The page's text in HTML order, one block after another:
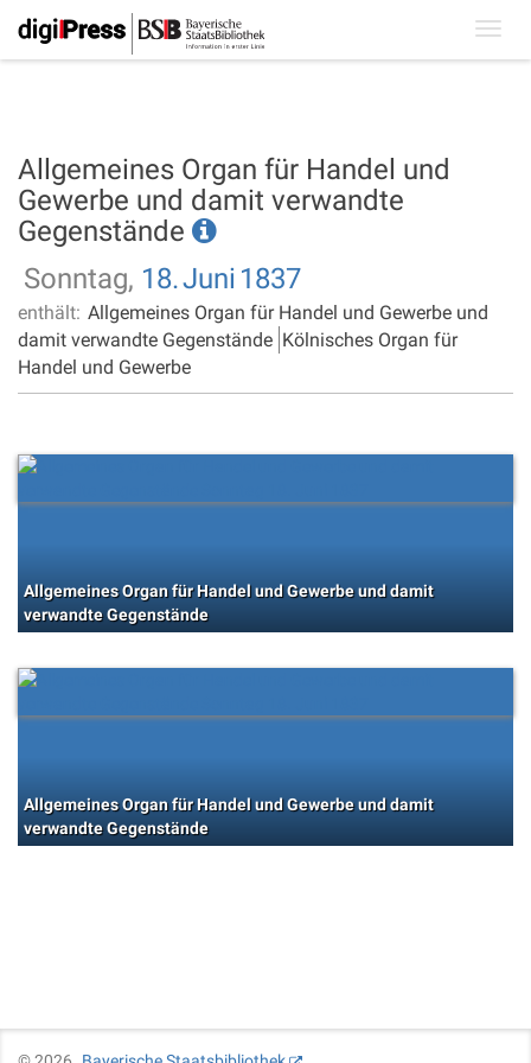
Allgemeines Organ für Handel und
Gewerbe und damit verwandte
Gegenstände
Sonntag, 18.Juni 1837
enthält: Allgemeines Organ für Handel und Gewerbe und
damit verwandte Gegenstände Kölnisches Organ für
Handel und Gewerbe
Allgemeines Organ für Handel und Gewerbe und damit
verwandte Gegenstände
Allgemeines Organ für Handel und Gewerbe und damit
verwandte Gegenstände